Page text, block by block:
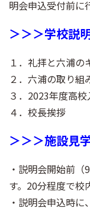
明会申込受付前に
＞＞＞学校説
１．礼拝と六浦の
２．六浦の取り組
３．2023年度高
４．校長挨拶
＞＞＞施設見
・説明会開始前
す。20分程度で校
・説明会申込時